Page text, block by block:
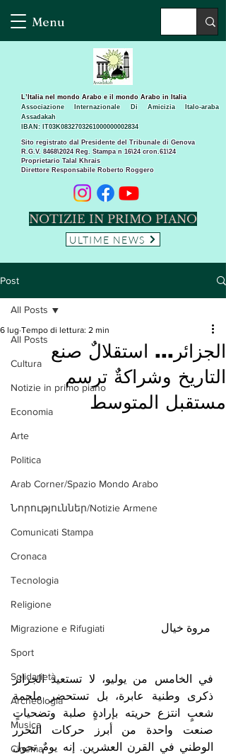
Menu
Sito registrato dal Presidente del Tribunale di Genova
R.G.V. 8468\2024 Reg. Stampa n 16\24 cron.61\24 ​
Proprietario Talal Khrais
Direttore Responsabile Roberto Roggero
L’Italia nel mondo Arabo e il mondo Arabo in Italia
Associazione Internazionale Di Amicizia Italo-araba
Assadakah
IBAN: IT03K0832703261000000002834
NOTIZIE IN PRIMO PIANO
ULTIME NEWS
Post
All Posts
Cultura
Notizie in primo piano
Economia
Arte
Politica
Arab Corner/Spazio Mondo Arabo
Նորություններ/Notizie Armene
Comunicati Stampa
Cronaca
Tecnologia
Religione
Migrazione e Rifugiati
Sport
Solidarietà
Archeologia
Musica
Cinema
All Posts
الجزائر... استقلالٌ صنع
التاريخ وشراكةٌ ترسم
مستقبل المتوسط
6 lug Tempo di lettura: 2 min
في الخامس من يوليو، لا تستعيد الجزائر
صنعت واحدة من أبرز حركات التحرر
الوطني في القرن العشرين. إنه يومٌ تحول